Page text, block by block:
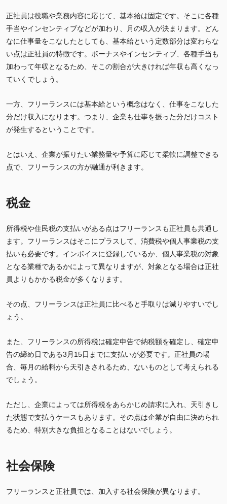
正社員は役職や業務内容に応じて、基本給は固定です。そこに各種
手当やインセンティブなどが加わり、月の収入が決まります。どん
なに仕事量をこなしたとしても、基本給という定数部分は変わらな
い点は正社員の特徴です。ボーナスやインセンティブ、各種手当も
加わって年収となるため、そこの割合が大きければ年収も高くなっ
ていくでしょう。
一方、フリーランスには基本給という概念はなく、仕事をこなした
分だけ収入になります。つまり、企業も仕事を振った分だけコスト
が発生するということです。
とはいえ、企業が振りたい業務量や予算に応じて柔軟に調整できる
点で、フリーランスの方が融通が利きます。
税金
所得税や住民税の支払いがある点はフリーランスも正社員も共通し
ます。フリーランスはそこにプラスして、消費税や個人事業税の支
払いも必要です。インボイスに登録しているか、個人事業税の対象
となる業種であるかによって異なりますが、対象となる場合は正社
員よりもかかる税金が多くなります。
その点、フリーランスは正社員に比べると手取りは減りやすいでし
ょう。
また、フリーランスの所得税は確定申告で納税額を確定し、確定申
告の締め日である3月15日までに支払いが必要です。正社員の場
合、毎月の給料から天引きされるため、ないものとして考えられる
でしょう。
ただし、企業によっては所得税をあらかじめ請求に入れ、天引きし
た状態で支払うケースもあります。その点は企業が自由に決められ
るため、特別大きな負担となることはないでしょう。
社会保険
フリーランスと正社員では、加入する社会保険が異なります。